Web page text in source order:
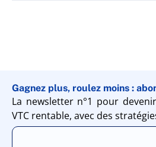
Gagnez plus, roulez moins :
La newsletter n°1 pour
VTC rentable, avec des